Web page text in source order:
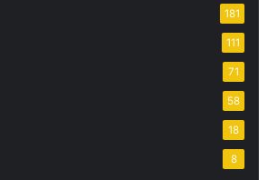
181
111
71
58
18
8